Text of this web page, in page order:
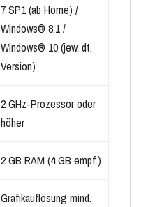
7 SP1 (ab Home) /
Windows® 8.1 /
Windows® 10 (jew. dt.
Version)
2 GHz-Prozessor oder
höher
2 GB RAM (4 GB empf.)
Grafikauflösung mind.